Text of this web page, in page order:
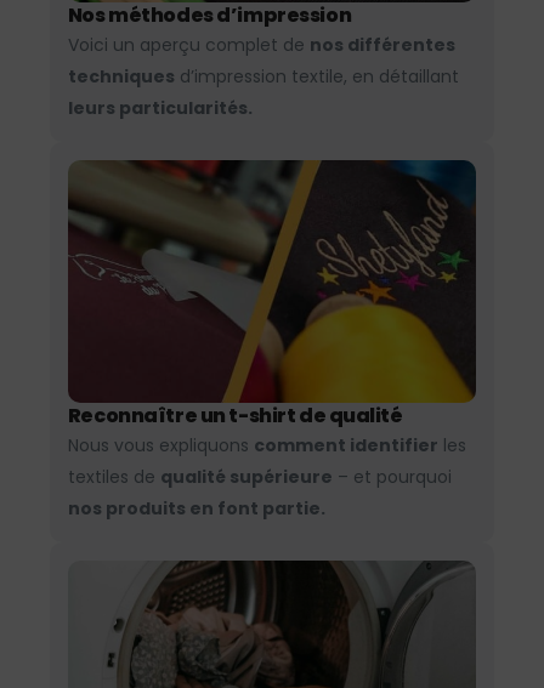
Nos méthodes d’impression
Voici un aperçu complet de nos différentes
techniques d’impression textile, en détaillant
leurs particularités.
Reconnaître un t-shirt de qualité
Nous vous expliquons comment identifier les
textiles de qualité supérieure – et pourquoi
nos produits en font partie.